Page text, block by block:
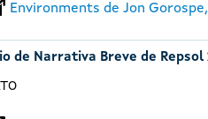
Environments de Jon
de Narrativa Breve de Repsol